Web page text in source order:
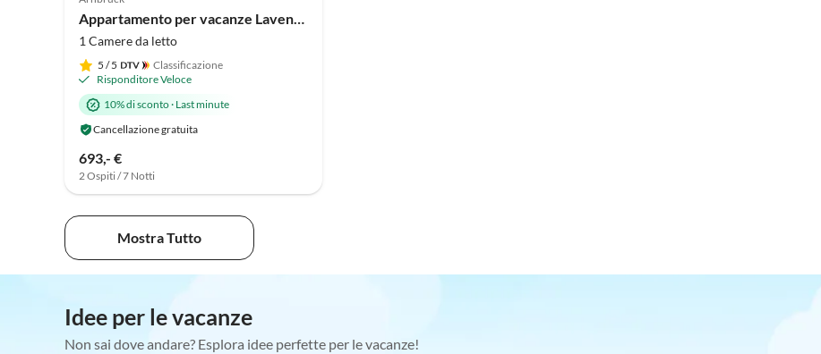
Appartamento per vacanze Lavendel
1 Camere da letto
5 / 5
Classificazione
Risponditore Veloce
10% di sconto· Last minute
Cancellazione gratuita
693,- €
2 Ospiti / 7 Notti
Mostra Tutto
Idee per le vacanze
Non sai dove andare? Esplora idee perfette per le vacanze!